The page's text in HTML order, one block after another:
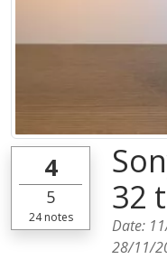
4
5
24notes
32
Date:
28/11/